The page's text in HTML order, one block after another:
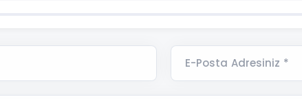
E-Posta Adresiniz *